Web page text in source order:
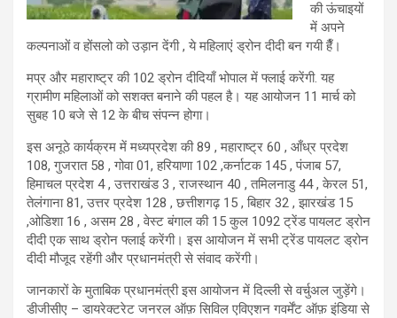
की ऊंचाइयों
में अपने
कल्पनाओं व होंसलो को उड़ान देंगी , ये महिलाएं ड्रोन दीदी बन गयी हैँ।
मप्र और महाराष्ट्र की 102 ड्रोन दीदियाँ भोपाल में फ्लाई करेंगी. यह
ग्रामीण महिलाओं को सशक्त बनाने की पहल है। यह आयोजन 11 मार्च को
सुबह 10 बजे से 12 के बीच संपन्न होगा।
इस अनूठे कार्यक्रम में मध्यप्रदेश की 89 , महाराष्ट्र 60 , आँध्र प्रदेश
108, गुजरात 58 , गोवा 01, हरियाणा 102 ,कर्नाटक 145 , पंजाब 57,
हिमाचल प्रदेश 4 , उत्तराखंड 3 , राजस्थान 40 , तमिलनाडु 44 , केरल 51,
तेलंगाना 81, उत्तर प्रदेश 128 , छत्तीशगढ़ 15 , बिहार 32 , झारखंड 15
,ओडिशा 16 , असम 28 , वेस्ट बंगाल की 15 कुल 1092 ट्रेंड पायलट ड्रोन
दीदी एक साथ ड्रोन फ्लाई करेंगी। इस आयोजन में सभी ट्रेंड पायलट ड्रोन
दीदी मौजूद रहेंगी और प्रधानमंत्री से संवाद करेंगी।
जानकारों के मुताबिक प्रधानमंत्री इस आयोजन में दिल्ली से वर्चुअल जुड़ेंगे।
डीजीसीए – डायरेक्टरेट जनरल ऑफ़ सिविल एविएशन गवर्मेंट ऑफ़ इंडिया से